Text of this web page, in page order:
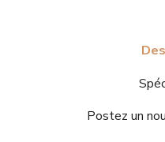
Postez un